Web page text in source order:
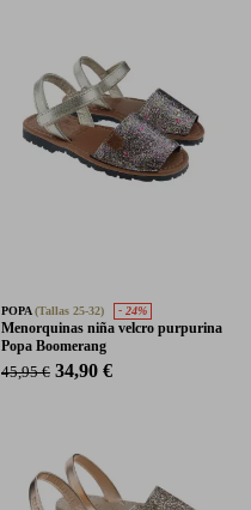
POPA(Tallas 25-32) - 24%
Menorquinas niña velcro purpurina
Popa Boomerang
45,95 € 34,90 €